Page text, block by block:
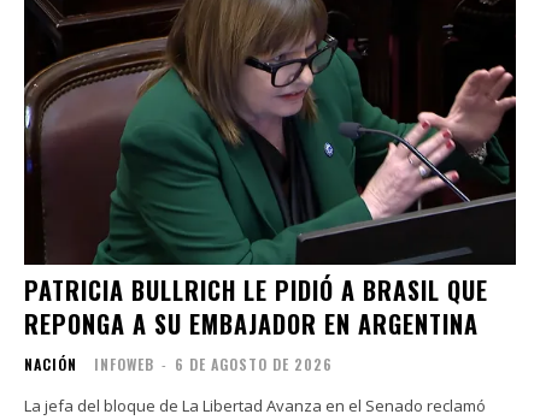
PATRICIA BULLRICH LE PIDIÓ A BRASIL QUE
REPONGA A SU EMBAJADOR EN ARGENTINA
NACIÓN INFOWEB - 6 DE AGOSTO DE 2026
La jefa del bloque de La Libertad Avanza en el Senado reclamó